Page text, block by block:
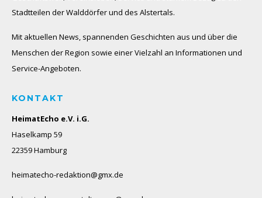
Stadtteilen der Walddörfer und des Alstertals.
Mit aktuellen News, spannenden Geschichten aus und über die
Menschen der Region sowie einer Vielzahl an Informationen und
Service-Angeboten.
KONTAKT
HeimatEcho e.V. i.G.
Haselkamp 59
22359 Hamburg
heimatecho-redaktion@gmx.de